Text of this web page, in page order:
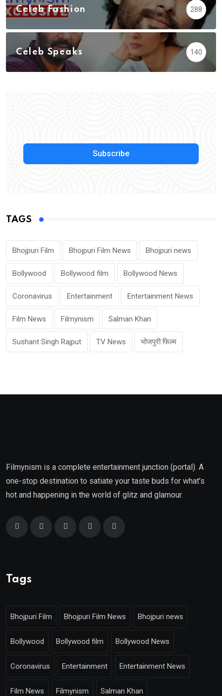
Celeb Fashion 288
Celeb Speaks 140
Subscribe
TAGS
Bhojpuri Film Bhojpuri Film News Bhojpuri news
Bollywood Bollywood film Bollywood News
Coronavirus Entertainment Entertainment News
Film News Filmynism Salman Khan
Sushant Singh Rajput TV News भोजपुरी फिल्म
Filmynism is a complete entertainment junction (portal). A
one-stop destination to satiate your taste buds for what’s
hot and happening in the world of glitz and glamour.
Tags
Bhojpuri Film Bhojpuri Film News Bhojpuri news
Bollywood Bollywood film Bollywood News
Coronavirus Entertainment Entertainment News
Film News Filmynism Salman Khan